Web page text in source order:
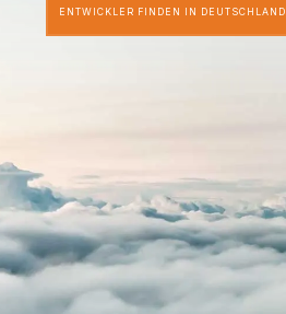
ENTWICKLER FINDEN IN DEUTSCHLAND